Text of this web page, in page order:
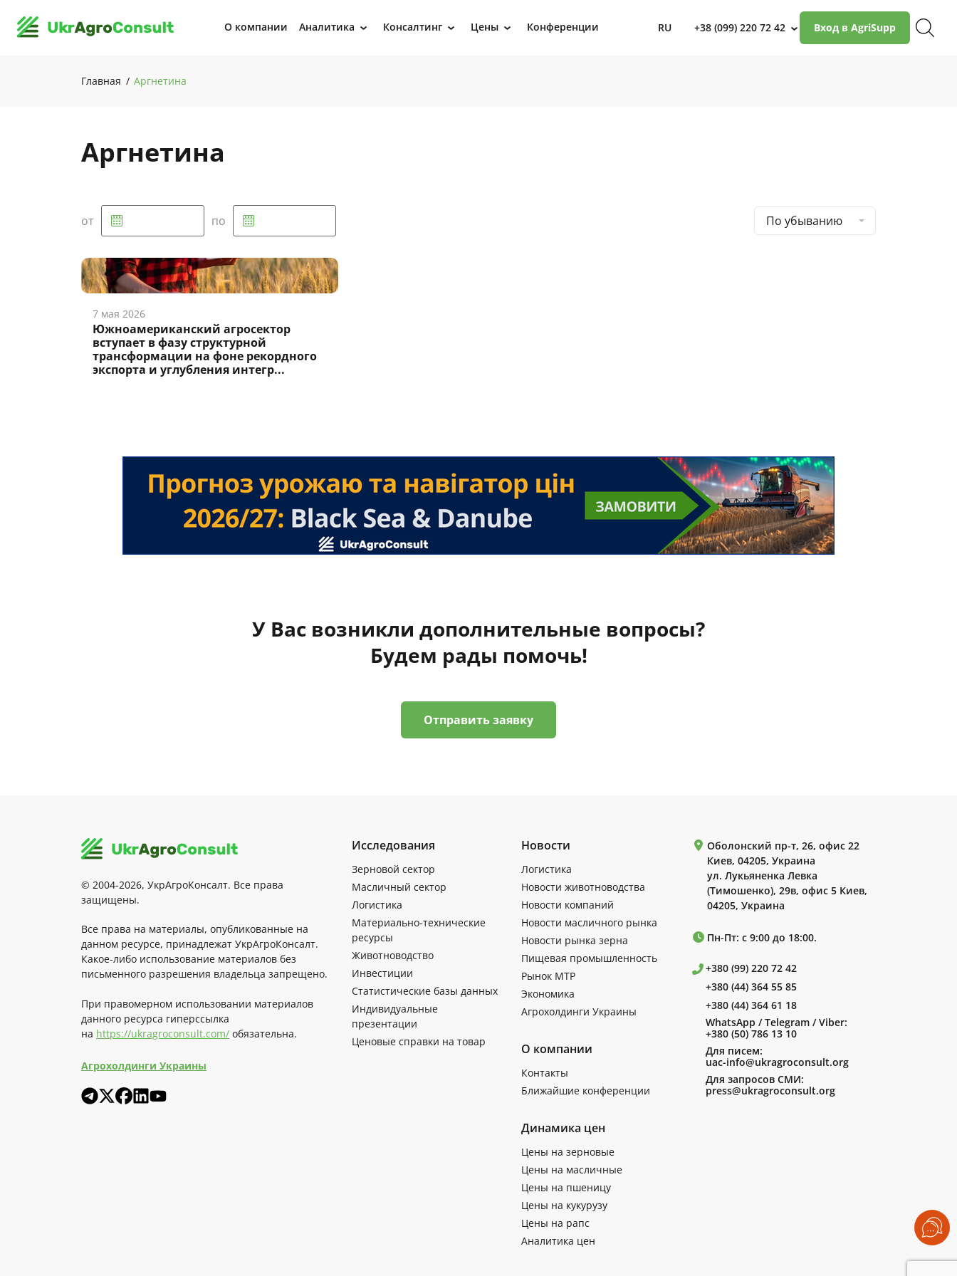
О компании Аналитика › Консалтинг › Цены › Конференции RU +38 (099) 220 72 42 › Вход в AgriSupp
Главная Аргнетина
Аргнетина
от по По убыванию
7 мая 2026
Южноамериканский агросектор
вступает в фазу структурной
трансформации на фоне рекордного
экспорта и углубления интегр...
У Вас возникли дополнительные вопросы?
Будем рады помочь!
Отправить заявку
© 2004-2026, УкрАгроКонсалт. Все права
защищены.
Все права на материалы, опубликованные на
данном ресурсе, принадлежат УкрАгроКонсалт.
Какое-либо использование материалов без
письменного разрешения владельца запрещено.
При правомерном использовании материалов
данного ресурса гиперссылка
на https://ukragroconsult.com/ обязательна.
Агрохолдинги Украины
Исследования
Зерновой сектор
Масличный сектор
Логистика
Материально-технические
ресурсы
Животноводство
Инвестиции
Статистические базы данных
Индивидуальные
презентации
Ценовые справки на товар
Новости
Логистика
Новости животноводства
Новости компаний
Новости масличного рынка
Новости рынка зерна
Пищевая промышленность
Рынок МТР
Экономика
Агрохолдинги Украины
О компании
Контакты
Ближайшие конференции
Динамика цен
Цены на зерновые
Цены на масличные
Цены на пшеницу
Цены на кукурузу
Цены на рапс
Аналитика цен
Оболонский пр-т, 26, офис 22
Киев, 04205, Украина
ул. Лукьяненка Левка
(Тимошенко), 29в, офис 5 Киев,
04205, Украина
Пн-Пт: с 9:00 до 18:00.
+380 (99) 220 72 42
+380 (44) 364 55 85
+380 (44) 364 61 18
WhatsApp / Telegram / Viber:
+380 (50) 786 13 10
Для писем:
uac-info@ukragroconsult.org
Для запросов СМИ:
press@ukragroconsult.org